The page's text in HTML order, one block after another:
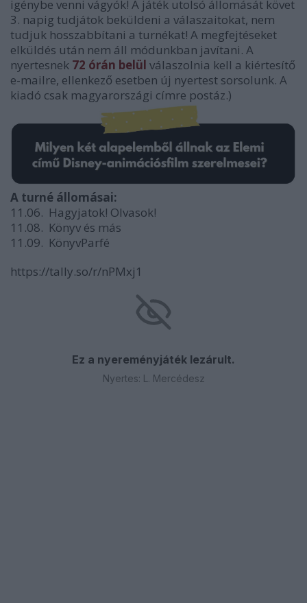
igénybe venni vágyók! A játék utolsó állomását követ
3. napig tudjátok beküldeni a válaszaitokat, nem
tudjuk hosszabbítani a turnékat! A megfejtéseket
elküldés után nem áll módunkban javítani. A
nyertesnek 72 órán belül válaszolnia kell a kiértesítő
e-mailre, ellenkező esetben új nyertest sorsolunk. A
kiadó csak magyarországi címre postáz.)
A turné állomásai:
11.06. Hagyjatok! Olvasok!
11.08. Könyv és más
11.09. KönyvParfé
https://tally.so/r/nPMxj1